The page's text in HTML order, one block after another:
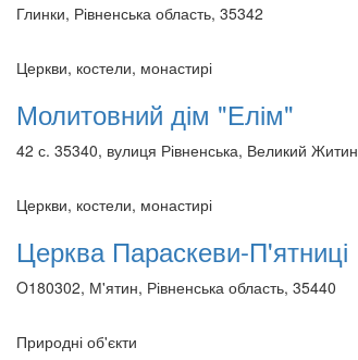
Глинки, Рівненська область, 35342
Церкви, костели, монастирі
Молитовний дім "Елім"
42 с. 35340, вулиця Рівненська, Великий
Церкви, костели, монастирі
Церква Параскеви-П'ятниці
O180302, М'ятин, Рівненська область, 35440
Природні об'єкти